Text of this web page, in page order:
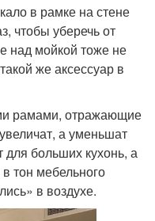
в рамке на стене
чтобы уберечь от
над мойкой тоже не
же аксессуар в
рамами, отражающие
а уменьшат
для больших кухонь, а
тон мебельного
в воздухе.